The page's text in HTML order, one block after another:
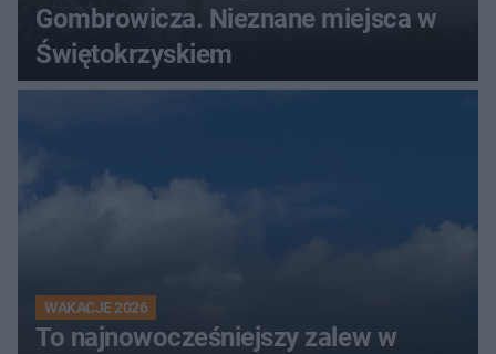
Gombrowicza. Nieznane miejsca w
Świętokrzyskiem
WAKACJE 2026
To najnowocześniejszy zalew w